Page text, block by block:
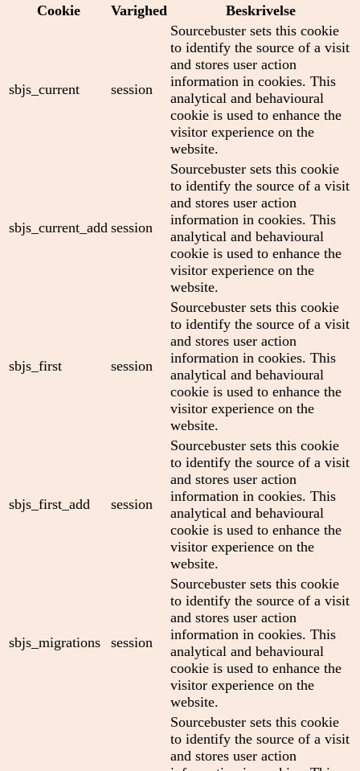
Cookie
Varighed Beskrivelse
sbjs_current session
Sourcebuster sets this cookie
to identify the source of a visit
and stores user action
information in cookies. This
analytical and behavioural
cookie is used to enhance the
visitor experience on the
website.
sbjs_current_add session
Sourcebuster sets this cookie
to identify the source of a visit
and stores user action
information in cookies. This
analytical and behavioural
cookie is used to enhance the
visitor experience on the
website.
sbjs_first session
Sourcebuster sets this cookie
to identify the source of a visit
and stores user action
information in cookies. This
analytical and behavioural
cookie is used to enhance the
visitor experience on the
website.
sbjs_first_add session
Sourcebuster sets this cookie
to identify the source of a visit
and stores user action
information in cookies. This
analytical and behavioural
cookie is used to enhance the
visitor experience on the
website.
sbjs_migrations session
Sourcebuster sets this cookie
to identify the source of a visit
and stores user action
information in cookies. This
analytical and behavioural
cookie is used to enhance the
visitor experience on the
website.
Sourcebuster sets this cookie
to identify the source of a visit
and stores user action